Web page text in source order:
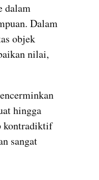
dalam
Dalam
objek
nilai,
hingga
kontradiktif
sangat